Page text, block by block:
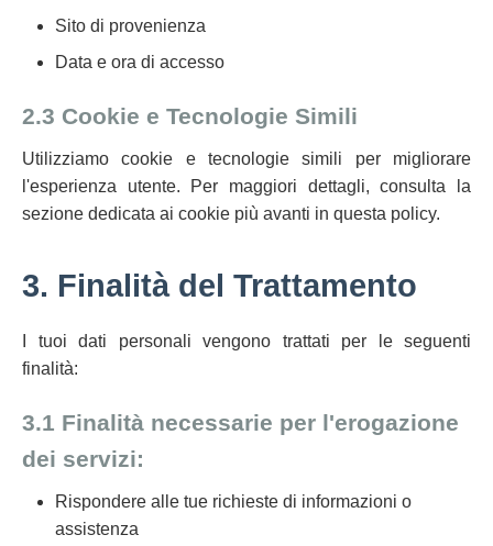
Sito di provenienza
Data e ora di accesso
2.3 Cookie e Tecnologie Simili
Utilizziamo cookie e tecnologie simili per migliorare
l'esperienza utente. Per maggiori dettagli, consulta la
sezione dedicata ai cookie più avanti in questa policy.
3. Finalità del Trattamento
I tuoi dati personali vengono trattati per le seguenti
finalità:
3.1 Finalità necessarie per l'erogazione
dei servizi:
Rispondere alle tue richieste di informazioni o
assistenza